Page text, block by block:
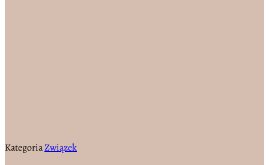
KategoriaZwiązek